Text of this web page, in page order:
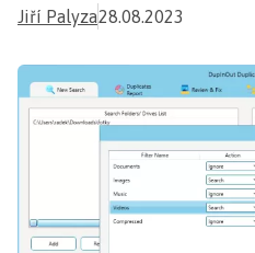
Jiří Palyza28.08.2023